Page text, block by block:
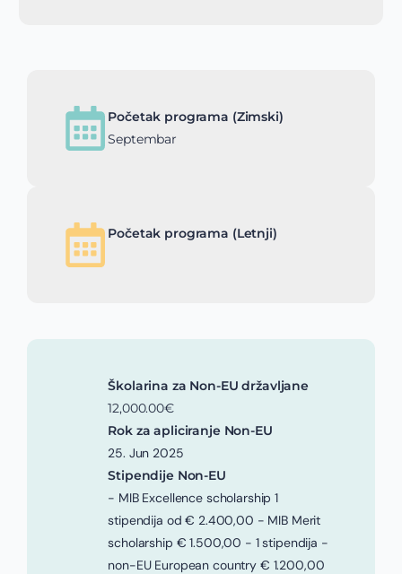
Početak programa (Zimski)
Septembar
Početak programa (Letnji)
Školarina za Non-EU državljane
12,000.00€
Rok za apliciranje Non-EU
25. Jun 2025
Stipendije Non-EU
- MIB Excellence scholarship 1
stipendija od € 2.400,00 - MIB Merit
scholarship € 1.500,00 - 1 stipendija -
non-EU European country € 1.200,00